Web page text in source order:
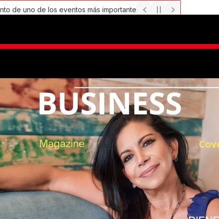
uno de los eventos más importantes de Emprendimiento e